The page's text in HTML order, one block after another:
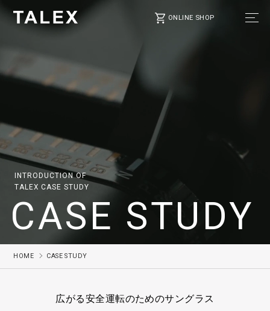
ONLINE SHOP
INTRODUCTION OF
TALEX CASE STUDY
CASE STUDY
HOME CASE STUDY
広がる安全運転のためのサングラス